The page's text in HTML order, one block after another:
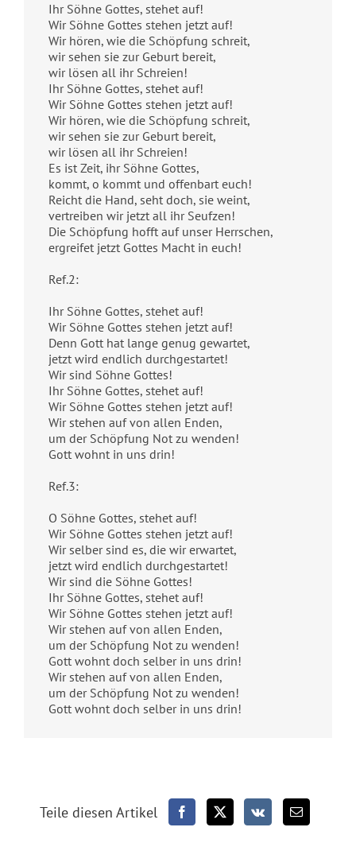
Ihr Söhne Gottes, stehet auf!
Wir Söhne Gottes stehen jetzt auf!
Wir hören, wie die Schöpfung schreit,
wir sehen sie zur Geburt bereit,
wir lösen all ihr Schreien!
Ihr Söhne Gottes, stehet auf!
Wir Söhne Gottes stehen jetzt auf!
Wir hören, wie die Schöpfung schreit,
wir sehen sie zur Geburt bereit,
wir lösen all ihr Schreien!
Es ist Zeit, ihr Söhne Gottes,
kommt, o kommt und offenbart euch!
Reicht die Hand, seht doch, sie weint,
vertreiben wir jetzt all ihr Seufzen!
Die Schöpfung hofft auf unser Herrschen,
ergreifet jetzt Gottes Macht in euch!
Ref.2:
Ihr Söhne Gottes, stehet auf!
Wir Söhne Gottes stehen jetzt auf!
Denn Gott hat lange genug gewartet,
jetzt wird endlich durchgestartet!
Wir sind Söhne Gottes!
Ihr Söhne Gottes, stehet auf!
Wir Söhne Gottes stehen jetzt auf!
Wir stehen auf von allen Enden,
um der Schöpfung Not zu wenden!
Gott wohnt in uns drin!
Ref.3:
O Söhne Gottes, stehet auf!
Wir Söhne Gottes stehen jetzt auf!
Wir selber sind es, die wir erwartet,
jetzt wird endlich durchgestartet!
Wir sind die Söhne Gottes!
Ihr Söhne Gottes, stehet auf!
Wir Söhne Gottes stehen jetzt auf!
Wir stehen auf von allen Enden,
um der Schöpfung Not zu wenden!
Gott wohnt doch selber in uns drin!
Wir stehen auf von allen Enden,
um der Schöpfung Not zu wenden!
Gott wohnt doch selber in uns drin!
Teile diesen Artikel